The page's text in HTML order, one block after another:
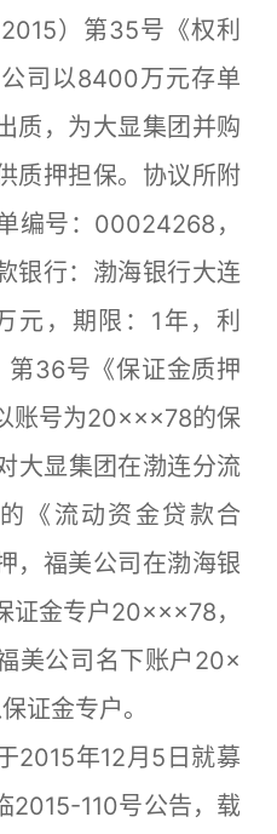
）第35号《权利
司以8400万元存单
质，为大显集团并购
质押担保。协议所附
编号：00024268，
银行：渤海银行大连
元，期限：1年，利
第36号《保证金质押
账号为20×××78的保
大显集团在渤连分流
《流动资金贷款合
，福美公司在渤海银
证金专户20×××78，
美公司名下账户20×
证金专户。
年12月5日就募
2015-110号公告，载